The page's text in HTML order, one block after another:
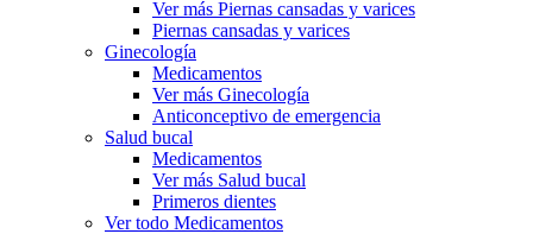
Ver más Piernas cansadas y varices
Piernas cansadas y varices
Ginecología
Medicamentos
Ver más Ginecología
Anticonceptivo de emergencia
Salud bucal
Medicamentos
Ver más Salud bucal
Primeros dientes
Ver todo Medicamentos